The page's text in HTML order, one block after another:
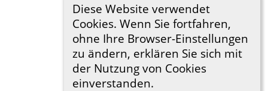
Diese Website verwendet
Cookies. Wenn Sie fortfahren,
ohne Ihre Browser-Einstellungen
zu ändern, erklären Sie sich mit
der Nutzung von Cookies
einverstanden.